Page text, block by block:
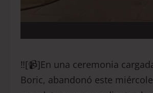
‼️[📹]En una ceremonia
Boric, abandonó este